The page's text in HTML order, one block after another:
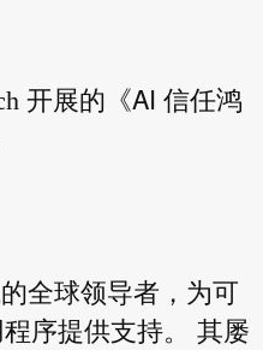
开展的 《AI 信任鸿
全球领导者，为可
序提供支持。 其屡